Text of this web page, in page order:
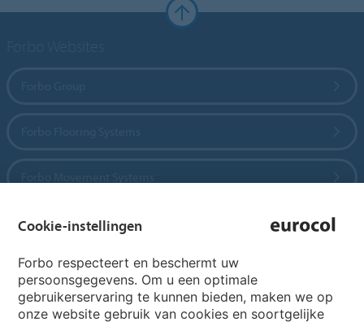
Choose your country
Cookie-instellingen
Forbo respecteert en beschermt uw
persoonsgegevens. Om u een optimale
gebruikerservaring te kunnen bieden, maken we op
onze website gebruik van cookies en soortgelijke